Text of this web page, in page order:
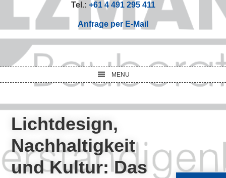
Tel.: +61 4 491 295 411
Anfrage per E-Mail
MENU
Lichtdesign,
Nachhaltigkeit
und Kultur: Das